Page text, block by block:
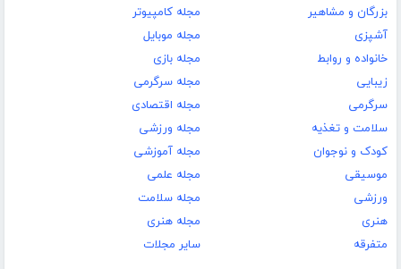
بزرگان و مشاهیر
آشپزی
خانواده و روابط
زیبایی
سرگرمی
سلامت و تغذیه
کودک و نوجوان
موسیقی
ورزشی
هنری
متفرقه
مجله کامپیوتر
مجله موبایل
مجله بازی
مجله سرگرمی
مجله اقتصادی
مجله ورزشی
مجله آموزشی
مجله علمی
مجله سلامت
مجله هنری
سایر مجلات